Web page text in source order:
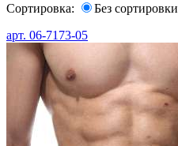
Сортировка: Без сортировки
арт. 06-7173-05